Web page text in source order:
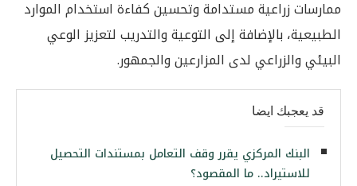
ممارسات زراعية مستدامة وتحسين كفاءة استخدام الموارد
الطبيعية، بالإضافة إلى التوعية والتدريب لتعزيز الوعي
البيئي والزراعي لدى المزارعين والجمهور.
قد يعجبك ايضا
البنك المركزي يقرر وقف التعامل بمستندات التحصيل
للاستيراد.. ما المقصود؟